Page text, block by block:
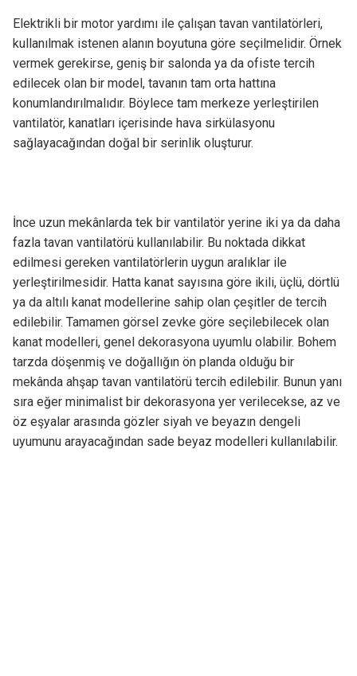
Elektrikli bir motor yardımı ile çalışan tavan vantilatörleri,
kullanılmak istenen alanın boyutuna göre seçilmelidir. Örnek
vermek gerekirse, geniş bir salonda ya da ofiste tercih
edilecek olan bir model, tavanın tam orta hattına
konumlandırılmalıdır. Böylece tam merkeze yerleştirilen
vantilatör, kanatları içerisinde hava sirkülasyonu
sağlayacağından doğal bir serinlik oluşturur.
İnce uzun mekânlarda tek bir vantilatör yerine iki ya da daha
fazla tavan vantilatörü kullanılabilir. Bu noktada dikkat
edilmesi gereken vantilatörlerin uygun aralıklar ile
yerleştirilmesidir. Hatta kanat sayısına göre ikili, üçlü, dörtlü
ya da altılı kanat modellerine sahip olan çeşitler de tercih
edilebilir. Tamamen görsel zevke göre seçilebilecek olan
kanat modelleri, genel dekorasyona uyumlu olabilir. Bohem
tarzda döşenmiş ve doğallığın ön planda olduğu bir
mekânda ahşap tavan vantilatörü tercih edilebilir. Bunun yanı
sıra eğer minimalist bir dekorasyona yer verilecekse, az ve
öz eşyalar arasında gözler siyah ve beyazın dengeli
uyumunu arayacağından sade beyaz modelleri kullanılabilir.